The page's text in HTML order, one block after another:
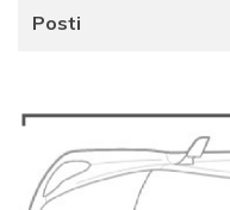
Posti